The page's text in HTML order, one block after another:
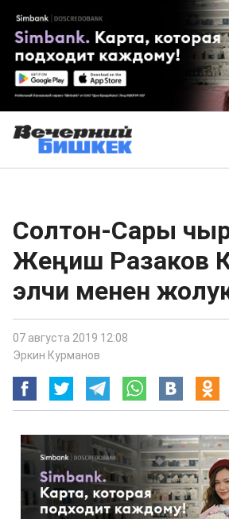
Солтон-Сары
Жеңиш Разаков
элчи менен
07 августа 2019 12:08
Эркин Курманов